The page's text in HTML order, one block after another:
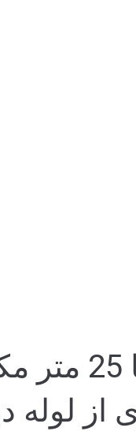
فلومتر یا به
لوله